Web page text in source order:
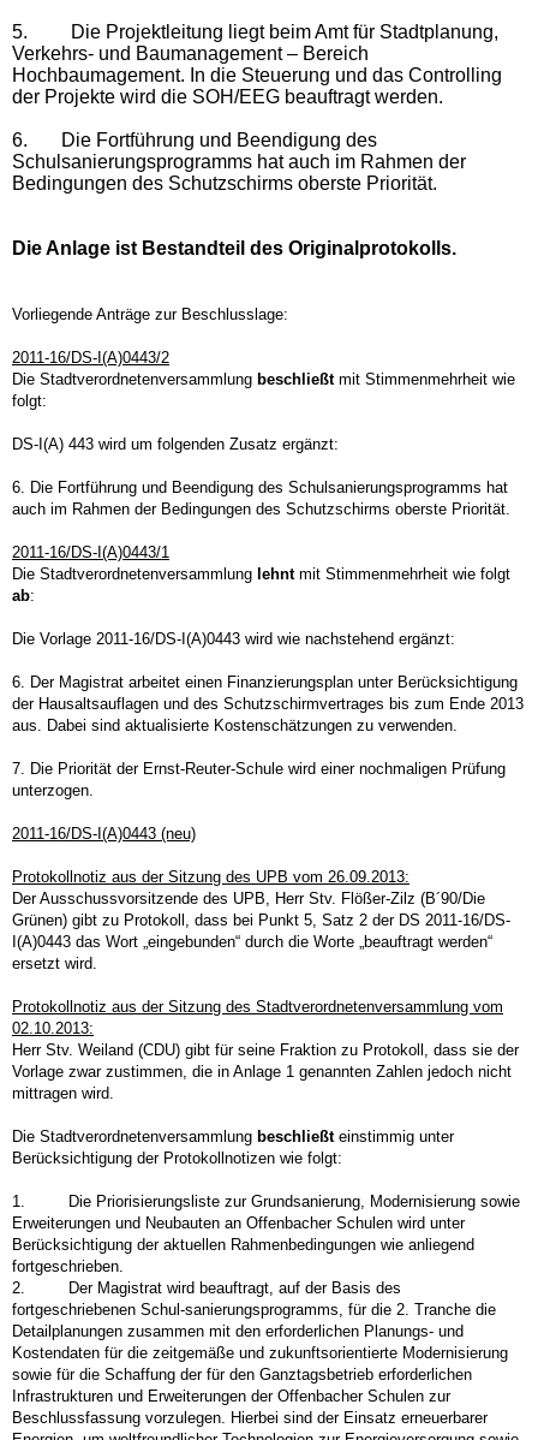
5.
Die Projektleitung liegt beim Amt für Stadtplanung,
Verkehrs- und Baumanagement – Bereich
Hochbaumagement. In die Steuerung und das Controlling
der Projekte wird die SOH/EEG beauftragt werden.
6.
Die Fortführung und Beendigung des
Schulsanierungsprogramms hat auch im Rahmen der
Bedingungen des Schutzschirms oberste Priorität.
Die Anlage ist Bestandteil des Originalprotokolls.
Vorliegende Anträge zur Beschlusslage:
2011-16/DS-I(A)0443/2
Die Stadtverordnetenversammlung beschließtmit Stimmenmehrheit wie
folgt:
DS-I(A) 443 wird um folgenden Zusatz ergänzt:
6. Die Fortführung und Beendigung des Schulsanierungsprogramms hat
auch im Rahmen der Bedingungen des Schutzschirms oberste Priorität.
2011-16/DS-I(A)0443/1
Die Stadtverordnetenversammlung lehntmit Stimmenmehrheit wie folgt
ab:
Die Vorlage 2011-16/DS-I(A)0443 wird wie nachstehend ergänzt:
6. Der Magistrat arbeitet einen Finanzierungsplan unter Berücksichtigung
der Hausaltsauflagen und des Schutzschirmvertrages bis zum Ende 2013
aus. Dabei sind aktualisierte Kostenschätzungen zu verwenden.
7. Die Priorität der Ernst-Reuter-Schule wird einer nochmaligen Prüfung
unterzogen.
2011-16/DS-I(A)0443 (neu)
Protokollnotiz aus der Sitzung des UPB vom 26.09.2013:
Der Ausschussvorsitzende des UPB, Herr Stv. Flößer-Zilz (B´90/Die
Grünen) gibt zu Protokoll, dass bei Punkt 5, Satz 2 der DS 2011-16/DS-
I(A)0443 das Wort „eingebunden“ durch die Worte „beauftragt werden“
ersetzt wird.
Protokollnotiz aus der Sitzung des Stadtverordnetenversammlung vom
02.10.2013:
Herr Stv. Weiland (CDU) gibt für seine Fraktion zu Protokoll, dass sie der
Vorlage zwar zustimmen, die in Anlage 1 genannten Zahlen jedoch nicht
mittragen wird.
Die Stadtverordnetenversammlung beschließteinstimmig unter
Berücksichtigung der Protokollnotizen wie folgt:
1. Die Priorisierungsliste zur Grundsanierung, Modernisierung sowie
Erweiterungen und Neubauten an Offenbacher Schulen wird unter
Berücksichtigung der aktuellen Rahmenbedingungen wie anliegend
fortgeschrieben.
2. Der Magistrat wird beauftragt, auf der Basis des
fortgeschriebenen Schul-sanierungsprogramms, für die 2. Tranche die
Detailplanungen zusammen mit den erforderlichen Planungs- und
Kostendaten für die zeitgemäße und zukunftsorientierte Modernisierung
sowie für die Schaffung der für den Ganztagsbetrieb erforderlichen
Infrastrukturen und Erweiterungen der Offenbacher Schulen zur
Beschlussfassung vorzulegen. Hierbei sind der Einsatz erneuerbarer